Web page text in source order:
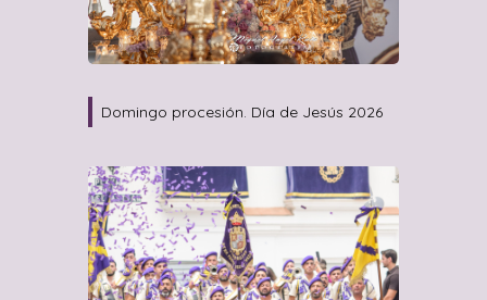
Domingo procesión. Día de Jesús 2026